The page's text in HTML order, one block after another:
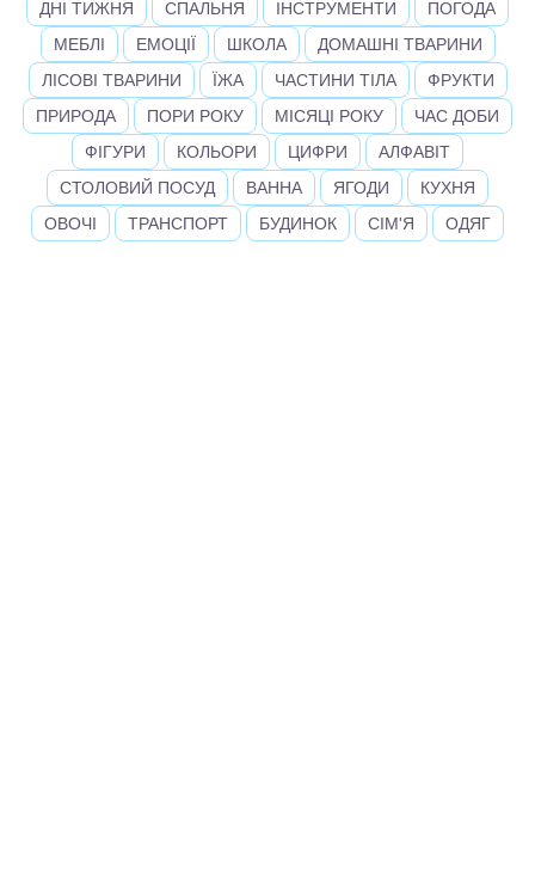
ДНІ ТИЖНЯ СПАЛЬНЯ ІНСТРУМЕНТИ
ПОГОДА
МЕБЛІ
ЕМОЦІЇ ШКОЛА
ДОМАШНІ ТВАРИНИ
ЛІСОВІ ТВАРИНИ
ЇЖА ЧАСТИНИ ТІЛА
ФРУКТИ
ПРИРОДА
ПОРИ РОКУ МІСЯЦІ РОКУ
ЧАС ДОБИ
ФІГУРИ
КОЛЬОРИ ЦИФРИ
АЛФАВІТ
СТОЛОВИЙ ПОСУД
ВАННА ЯГОДИ
КУХНЯ
ОВОЧІ
ТРАНСПОРТ БУДИНОК СІМ'Я ОДЯГ